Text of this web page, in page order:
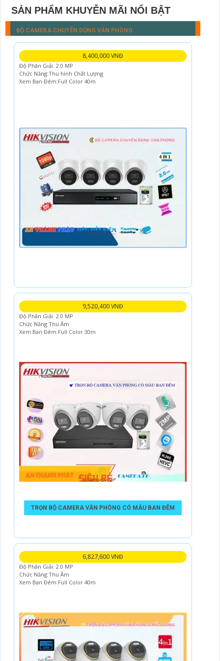
SẢN PHẨM KHUYỄN MÃI NỔI BẬT
BỘ CAMERA CHUYÊN DÙNG VĂN PHÒNG
8,400,000 VNĐ
Độ Phân Giải: 2.0 MP
Chức Năng:Thu hình Chất Lượng
Xem Ban Đêm:Full Color 40m
TRỌN BỘ CAMERA VĂN PHÒNG CÓ MÀU BAN ĐÊM
9,520,400 VNĐ
Độ Phân Giải: 2.0 MP
Chức Năng:Thu Âm
Xem Ban Đêm:Full Color 30m
6,827,600 VNĐ
Độ Phân Giải: 2.0 MP
Chức Năng:Thu Âm
Xem Ban Đêm:Full Color 40m